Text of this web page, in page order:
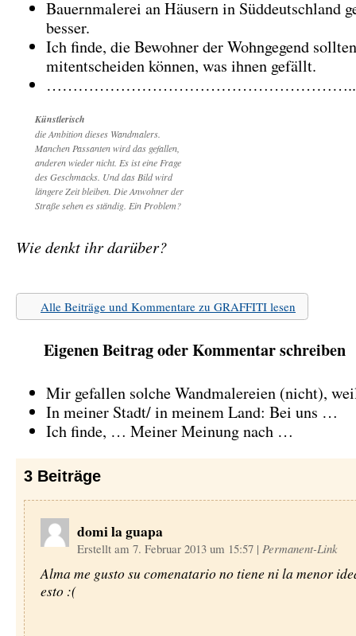
Bauernmalerei an Häusern in Süddeutschland
besser.
Ich finde, die Bewohner der Wohngegend sollten
mitentscheiden können, was ihnen gefällt.
…………………………………………………..
Künstlerisch
die Ambition dieses Wandmalers.
Manchen Passanten wird das gefallen,
anderen wieder nicht. Es ist eine Frage
des Geschmacks. Und das Bild wird
längere Zeit bleiben. Die Anwohner der
Straße sehen es ständig. Ein Problem?
Wie denkt ihr darüber?
Alle Beiträge und Kommentare zu GRAFFITI lesen
Eigenen Beitrag oder Kommentar schreiben
Mir gefallen solche Wandmalereien (nicht),
In meiner Stadt/ in meinem Land: Bei uns …
Ich finde, … Meiner Meinung nach …
3 Beiträge
domi la guapa
Erstellt am 7. Februar 2013 um 15:57 | Permanent-Link
Alma me gusto su comenatario no tiene ni la menor
esto :(